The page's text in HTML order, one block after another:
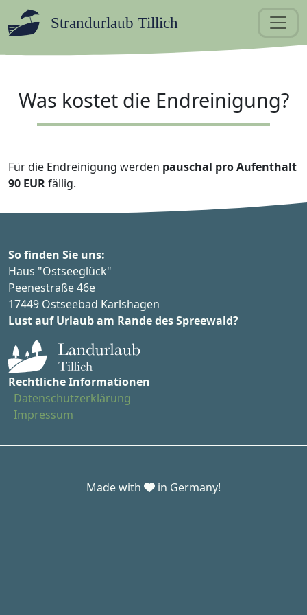
Strandurlaub Tillich
Was kostet die Endreinigung?
Für die Endreinigung werden pauschal pro Aufenthalt
90 EURfällig.
So finden Sie uns:
Haus "Ostseeglück"
Peenestraße 46e
17449 Ostseebad Karlshagen
Lust auf Urlaub am Rande des Spreewald?
Rechtliche Informationen
Datenschutzerklärung
Impressum
Made with in Germany!